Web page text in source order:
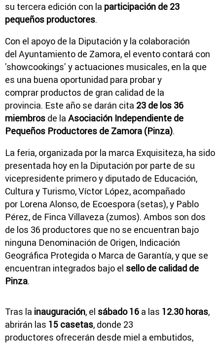
su tercera edición con la participación de 23
pequeños productores.
Con el apoyo de la Diputación y la colaboración
del Ayuntamiento de Zamora, el evento contará con
'showcookings' y actuaciones musicales, en la que
es una buena oportunidad para probar y
comprar productos de gran calidad de la
provincia. Este año se darán cita 23 de los 36
miembros de la Asociación Independiente de
Pequeños Productores de Zamora (Pinza).
La feria, organizada por la marca Exquisiteza, ha sido
presentada hoy en la Diputación por parte de su
vicepresidente primero y diputado de Educación,
Cultura y Turismo, Víctor López, acompañado
por Lorena Alonso, de Ecoespora (setas), y Pablo
Pérez, de Finca Villaveza (zumos). Ambos son dos
de los 36 productores que no se encuentran bajo
ninguna Denominación de Origen, Indicación
Geográfica Protegida o Marca de Garantía, y que se
encuentran integrados bajo el sello de calidad de
Pinza.
Tras la inauguración, el sábado 16 a las 12.30 horas,
abrirán las 15 casetas, donde 23
productores ofrecerán desde miel a embutidos,